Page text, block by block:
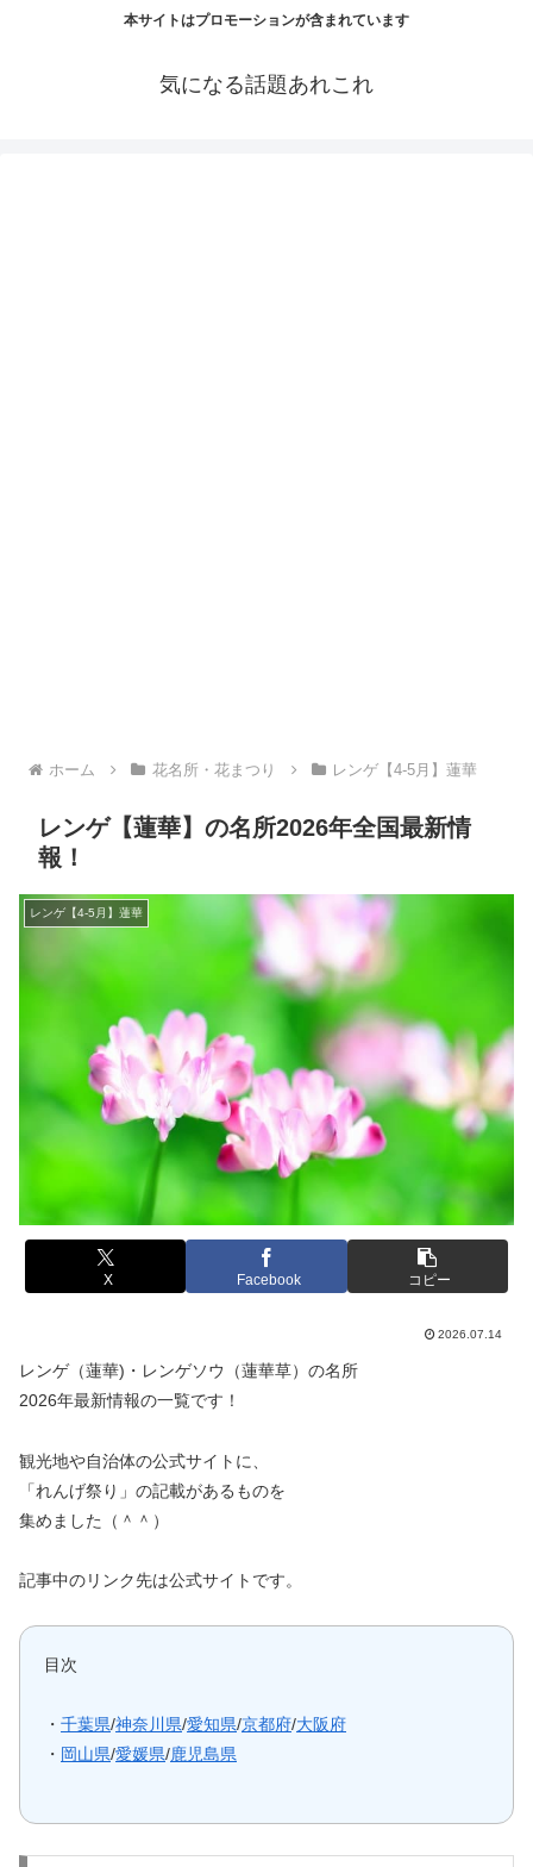
本サイトはプロモーションが含まれています
気になる話題あれこれ
ホーム 花名所・花まつり レンゲ【4-5月】蓮華
レンゲ【蓮華】の名所2026年全国最新情
報！
レンゲ【4-5月】蓮華
X Facebook コピー
2026.07.14
レンゲ（蓮華)・レンゲソウ（蓮華草）の名所
2026年最新情報の一覧です！
観光地や自治体の公式サイトに、
「れんげ祭り」の記載があるものを
集めました（＾＾）
記事中のリンク先は公式サイトです。
目次
・ 千葉県/神奈川県/愛知県/京都府/大阪府
・ 岡山県/愛媛県/鹿児島県